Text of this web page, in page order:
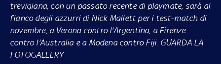
trevigiana, con un passato recente di playmate, sarà al
fianco degli azzurri di Nick Mallett per i test-match di
novembre, a Verona contro l'Argentina, a Firenze
contro l'Australia e a Modena contro Fiji. GUARDA LA
FOTOGALLERY